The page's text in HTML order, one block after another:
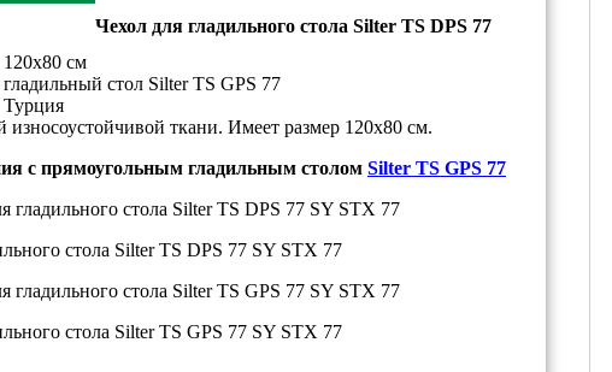
120х80 см
гладильный стол Silter TS GPS 77
Турция
Чехол для гладильного стола Silter TS DPS 77
износоустойчивой ткани. Имеет размер 120х80 см.
с прямоугольным гладильным столом Silter TS GPS 77